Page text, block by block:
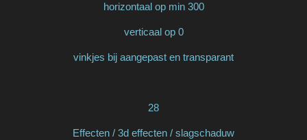
horizontaal op min 300
verticaal op 0
vinkjes bij aangepast en transparant
28
Effecten / 3d effecten / slagschaduw